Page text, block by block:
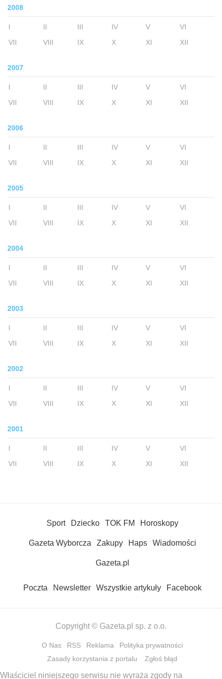
2008
I II III IV V
VI
VII
VIII IX X XI XII
2007
I II III IV V
VI
VII
VIII IX X XI XII
2006
I II III IV V
VI
VII
VIII IX X XI XII
2005
I II III IV V
VI
VII
VIII IX X XI XII
2004
I II III IV V
VI
VII
VIII IX X XI XII
2003
I II III IV V
VI
VII
VIII IX X XI XII
2002
I II III IV V
VI
VII
VIII IX X XI XII
2001
I II III IV V
VI
VII
VIII IX X XI XII
Sport Dziecko TOK FM Horoskopy
Gazeta Wyborcza Zakupy Haps Wiadomości
Gazeta.pl
Poczta Newsletter Wszystkie artykuły Facebook
Copyright © Gazeta.pl sp. z o.o.
O Nas RSS Reklama
Polityka prywatności
Zasady korzystania z portalu
Zgłoś błąd
Właściciel niniejszego serwisu nie wyraża zgody na